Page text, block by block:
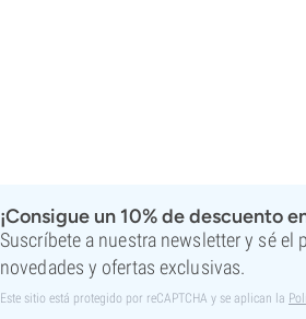
¡Consigue un 10% de descuento
Suscríbete a nuestra newsletter y sé el
novedades y ofertas exclusivas.
Este sitio está protegido por reCAPTCHA y se aplican la